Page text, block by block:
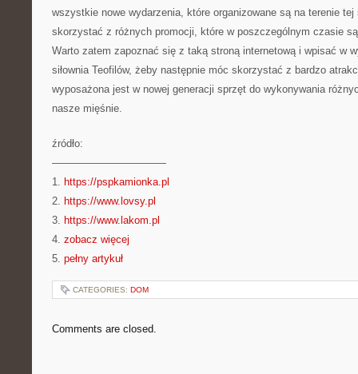
wszystkie nowe wydarzenia, które organizowane są na terenie tej
skorzystać z różnych promocji, które w poszczególnym czasie
Warto zatem zapoznać się z taką stroną internetową i wpisać w
siłownia Teofilów, żeby następnie móc skorzystać z bardzo
wyposażona jest w nowej generacji sprzęt do wykonywania
nasze mięśnie.
źródło:
———————————
1. https://pspkamionka.pl
2. https://www.lovsy.pl
3. https://www.lakom.pl
4. zobacz więcej
5. pełny artykuł
CATEGORIES: DOM
Comments are closed.